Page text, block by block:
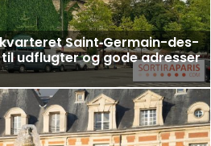
Saint‑Germain-des-
til udflugter og gode adresser